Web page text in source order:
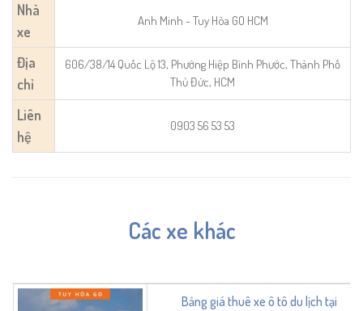
Nhà
xe
Anh Minh - Tuy Hòa GO HCM
Địa
chỉ
606/38/14 Quốc Lộ 13, Phường Hiệp Bình Phước, Thành Phố
Thủ Đức, HCM
Liên
hệ
0903 56 53 53
Các xe khác
Bảng giá thuê xe ô tô du lịch tại